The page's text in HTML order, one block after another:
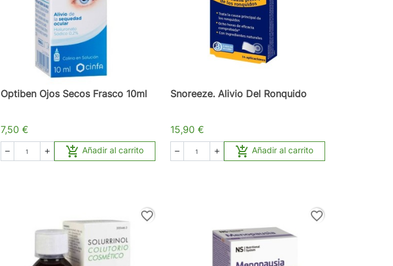
Optiben Ojos Secos Frasco 10ml
7,50 €
   Añadir al carrito
Snoreeze. Alivio Del Ronquido
15,90 €
   Añadir al carrito
favorite_border favorite_border